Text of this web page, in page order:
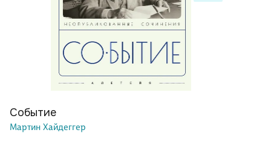
Событие
Мартин Хайдеггер